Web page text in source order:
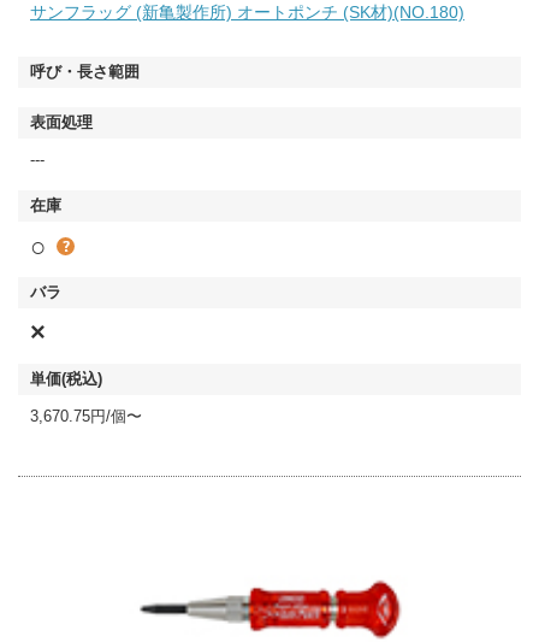
サンフラッグ (新亀製作所) オートポンチ (SK材)(NO.180)
---
○
×
3,670.75円/個〜